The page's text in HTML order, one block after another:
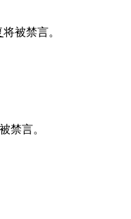
将被禁言。
禁言。